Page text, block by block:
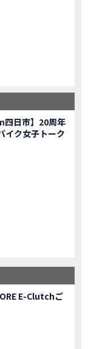
【三重ホンダヒート】
」を 受注期間限定で発売
CB650R E-Clutch
露しました。
大出費！？
と 仕様を一部変更し発売
リエーションを変更し発売
きましたスペシャル！！メチャクチャ楽しかったです❤
在庫車あります！
のバイクに乗れた
を交換することに！？
ありがとうございました！
レビュー｜Honda X-ADV
キットの楽しみ方|Honda supercub
ちゃいました|Honda X-ADV
ンペーンを開催
凄いかチェックしてきた！
Honda Dream 松阪】
在庫車あります！
CBR1000RRR Rebel1100 500 250
四日市】20周年
イク女子トーク
E-Clutchご